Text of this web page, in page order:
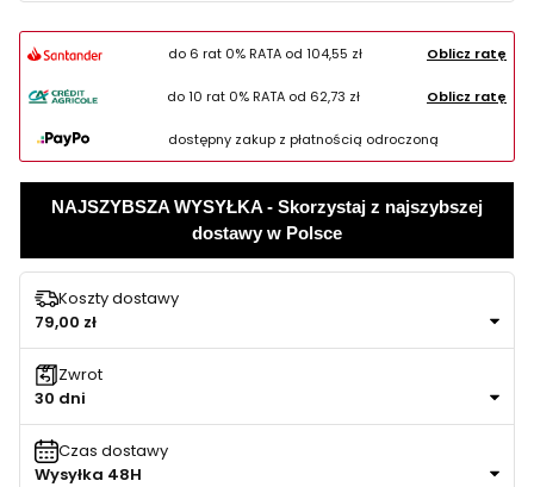
do 6 rat 0% RATA od 104,55 zł Oblicz ratę
do 10 rat 0% RATA od 62,73 zł Oblicz ratę
dostępny zakup z płatnością odroczoną
NAJSZYBSZA WYSYŁKA - Skorzystaj z najszybszej
dostawy w Polsce
Koszty dostawy
79,00 zł
Zwrot
30 dni
Czas dostawy
Wysyłka 48H